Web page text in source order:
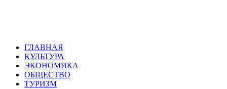
ГЛАВНАЯ
КУЛЬТУРА
ЭКОНОМИКА
ОБЩЕСТВО
ТУРИЗМ